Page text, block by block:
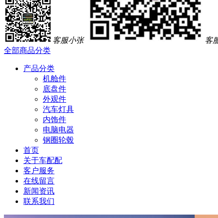
客服小张
客
全部商品分类
产品分类
机舱件
底盘件
外观件
汽车灯具
内饰件
电脑电器
钢圈轮毂
首页
关于车配配
客户服务
在线留言
新闻资讯
联系我们